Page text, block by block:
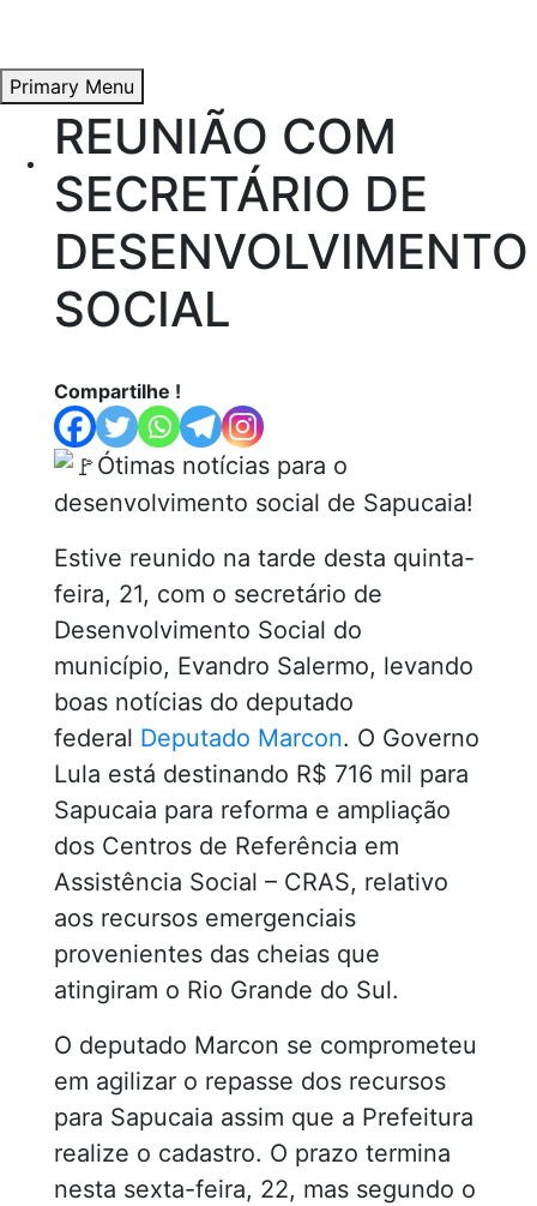
content
Primary Menu
Propostas e Lutas
Artigos
Vídeos
Saiba Mais
REUNIÃO COM
SECRETÁRIO DE
DESENVOLVIMENTO
SOCIAL
Compartilhe !
Ótimas notícias para o
desenvolvimento social de Sapucaia!
Estive reunido na tarde desta quinta-
feira, 21, com o secretário de
Desenvolvimento Social do
município, Evandro Salermo, levando
boas notícias do deputado
federal Deputado Marcon. O Governo
Lula está destinando R$ 716 mil para
Sapucaia para reforma e ampliação
dos Centros de Referência em
Assistência Social – CRAS, relativo
aos recursos emergenciais
provenientes das cheias que
atingiram o Rio Grande do Sul.
O deputado Marcon se comprometeu
em agilizar o repasse dos recursos
para Sapucaia assim que a Prefeitura
realize o cadastro. O prazo termina
nesta sexta-feira, 22, mas segundo o